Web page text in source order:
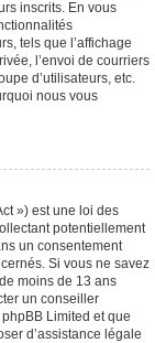
inscrits. En vous
tels que l’affichage
l’envoi de courriers
d’utilisateurs, etc.
nous vous
») est une loi des
potentiellement
un consentement
Si vous ne savez
moins de 13 ans
un conseiller
Limited et que
d’assistance légale